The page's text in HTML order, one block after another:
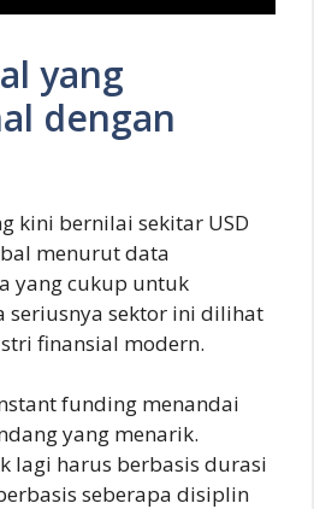
yang
dengan
kini bernilai sekitar USD
menurut data
yang cukup untuk
seriusnya sektor ini dilihat
finansial modern.
funding menandai
yang menarik.
lagi harus berbasis durasi
seberapa disiplin